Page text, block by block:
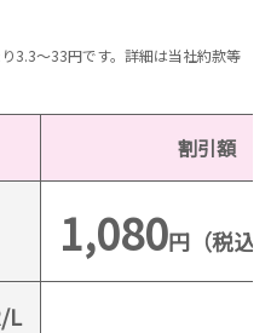
3.3～33円です。詳細は当社約款等
割引額
1,080円（税込
L